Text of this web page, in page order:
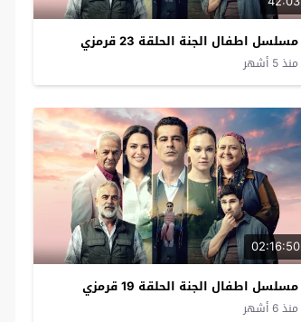
مسلسل اطفال الجنة الحلقة 23 قرمزي
منذ 5 أشهر
02:16:50
مسلسل اطفال الجنة الحلقة 19 قرمزي
منذ 6 أشهر